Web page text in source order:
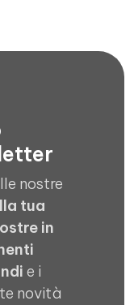
nostre
tua
in
e i
novità